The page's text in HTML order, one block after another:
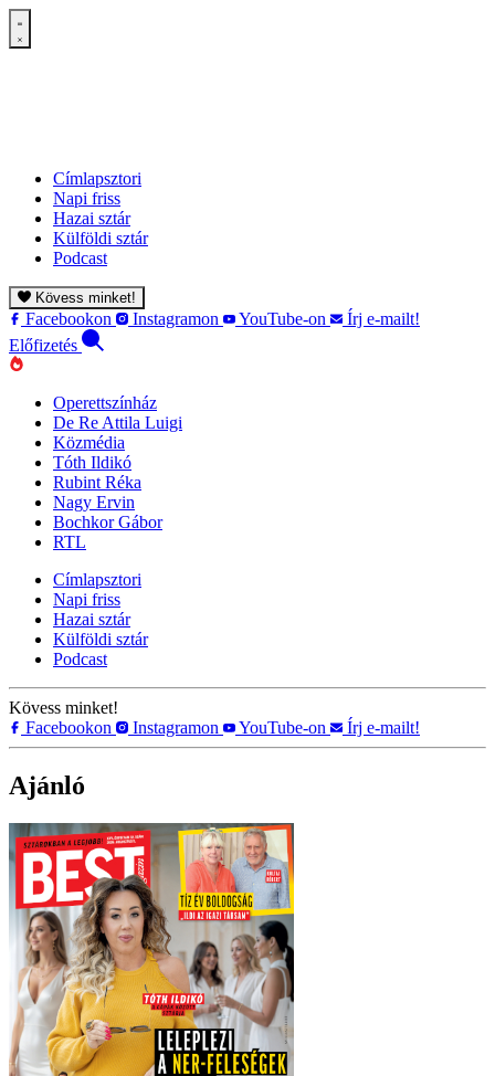
Címlapsztori
Napi friss
Hazai sztár
Külföldi sztár
Podcast
Kövess minket!
Facebookon Instagramon YouTube-on
Írj e-mailt!
Előfizetés
Operettszínház
De Re Attila Luigi
Közmédia
Tóth Ildikó
Rubint Réka
Nagy Ervin
Bochkor Gábor
RTL
Címlapsztori
Napi friss
Hazai sztár
Külföldi sztár
Podcast
Kövess minket!
Facebookon
Instagramon YouTube-on Írj e-mailt!
Ajánló